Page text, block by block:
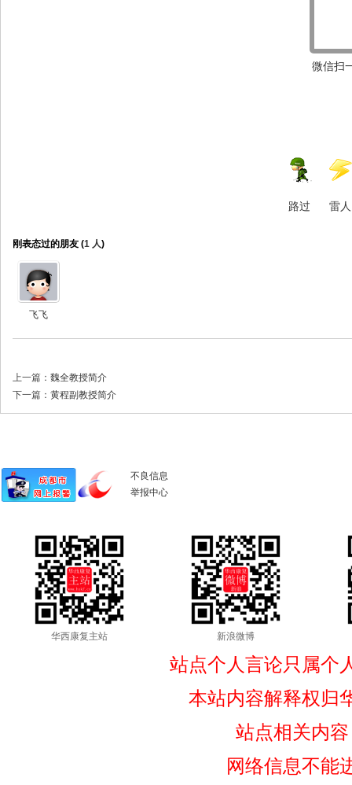
微信扫
路过 雷人
刚表态过的朋友 (1 人)
飞飞
上一篇： 魏全教授简介
下一篇： 黄程副教授简介
不良信息
举报中心
华西康复主站 新浪微博
站点个人言论只属个
本站内容解释权归
站点相关内
网络信息不能